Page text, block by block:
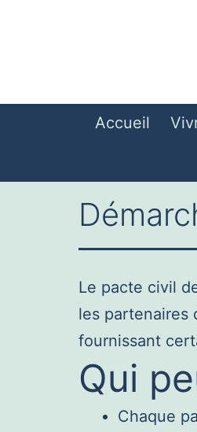
Accueil
Le pacte civil
les partenaires
fournissant
Qui
Chaque